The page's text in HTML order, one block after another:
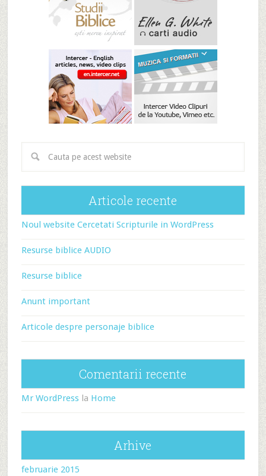
Articole recente
Noul website Cercetati Scripturile in WordPress
Resurse biblice AUDIO
Resurse biblice
Anunt important
Articole despre personaje biblice
Comentarii recente
Mr WordPressla Home
Arhive
februarie 2015